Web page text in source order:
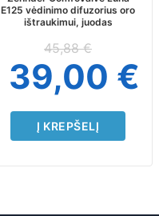
E125 vėdinimo difuzorius oro
ištraukimui, juodas
45,88€
39,00 €
Į KREPŠELĮ